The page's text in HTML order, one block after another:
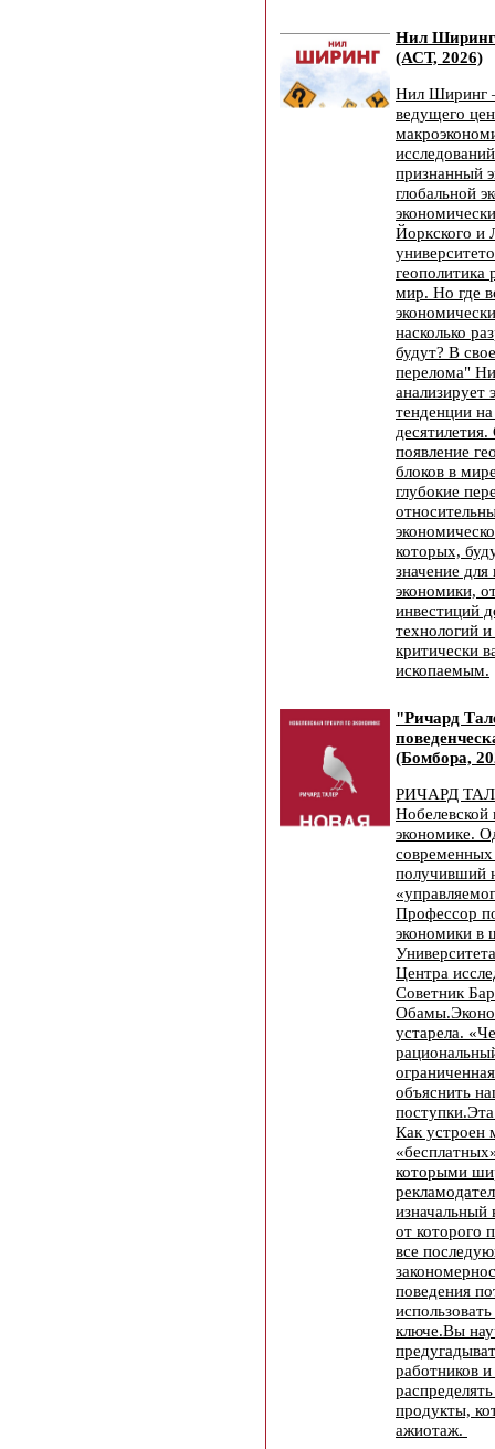
Нил
(АСТ, 2026)
Нил Ширинг
ведущего
признанный
глобальной
Йоркского и
геополитика
мир. Но где
насколько
будут? В
перелома"
анализирует
тенденции
появление
блоков в
глубокие
которых,
значение для
экономики,
инвестиций
технологий
критически
ископаемым.
"Ричард
(Бомбора,
РИЧАРД
экономике.
получивший
Профессор
экономики в
Центра
Советник
устарела.
объяснить
Как устроен
которыми
изначальный
от которого
все
поведения
ключе.Вы
работников
продукты,
ажиотаж.